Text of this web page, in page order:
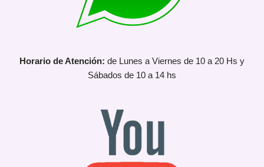
Horario de Atención: de Lunes a Viernes de 10 a 20 Hs y
Sábados de 10 a 14 hs